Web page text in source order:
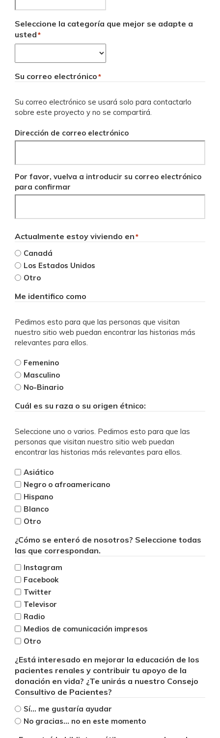
Seleccione la categoría que mejor se adapte a
usted*
Su correo electrónico*
Su correo electrónico se usará solo para contactarlo
sobre este proyecto y no se compartirá.
Dirección de correo electrónico
Por favor, vuelva a introducir su correo electrónico
para confirmar
Actualmente estoy viviendo en*
Canadá
Los Estados Unidos
Otro
Me identifico como
Pedimos esto para que las personas que visitan
nuestro sitio web puedan encontrar las historias más
relevantes para ellos.
Femenino
Masculino
No-Binario
Cuál es su raza o su origen étnico:
Seleccione uno o varios. Pedimos esto para que las
personas que visitan nuestro sitio web puedan
encontrar las historias más relevantes para ellos.
Asiático
Negro o afroamericano
Hispano
Blanco
Otro
¿Cómo se enteró de nosotros? Seleccione todas
las que correspondan.
Instagram
Facebook
Twitter
Televisor
Radio
Medios de comunicación impresos
Otro
¿Está interesado en mejorar la educación de los
pacientes renales y contribuir tu apoyo de la
donación en vida? ¿Te unirás a nuestro Consejo
Consultivo de Pacientes?
Sí... me gustaría ayudar
No gracias... no en este momento